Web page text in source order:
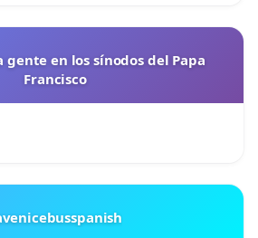
en los sínodos del Papa
Francisco